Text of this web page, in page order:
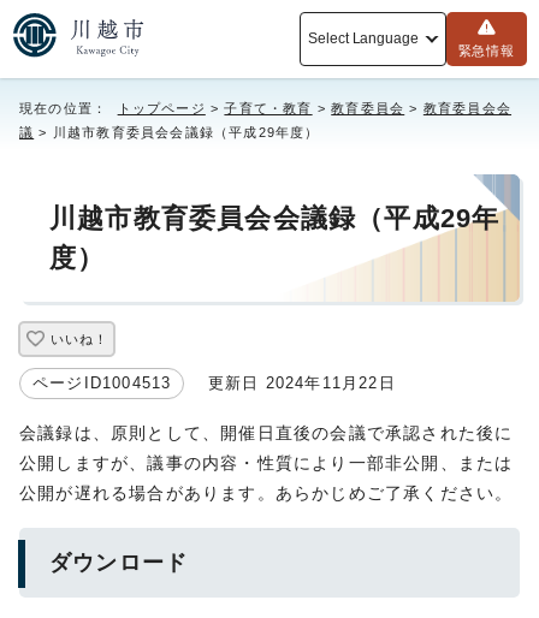
Select Language
緊急情報
現在の位置： トップページ >子育て・教育 >教育委員会 > 教育委員会会
議 > 川越市教育委員会会議録（平成29年度）
川越市教育委員会会議録（平成29年
度）
いいね！
ページID1004513 更新日 2024年11月22日
会議録は、原則として、開催日直後の会議で承認された後に
公開しますが、議事の内容・性質により一部非公開、または
公開が遅れる場合があります。あらかじめご了承ください。
ダウンロード